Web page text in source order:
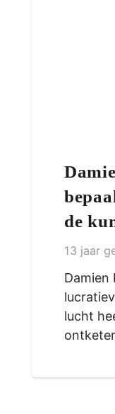
de
13 jaar
Damien
lucht